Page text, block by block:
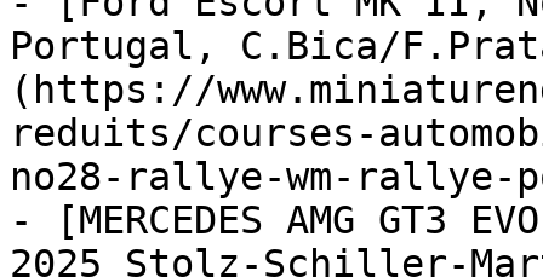
Portugal, C.Bica/
(https://
reduits/courses-
no28-rallye-wm-rallye-
- [MERCEDES AMG GT3
2025 Stolz-Schiller-